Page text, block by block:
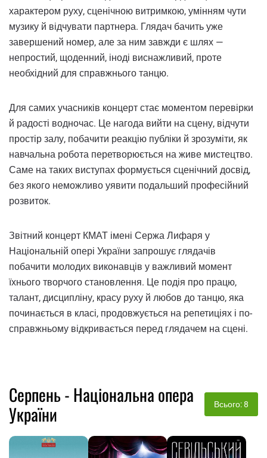
характером руху, сценічною витримкою, умінням чути
музику й відчувати партнера. Глядач бачить уже
завершений номер, але за ним завжди є шлях —
непростий, щоденний, іноді виснажливий, проте
необхідний для справжнього танцю.
Для самих учасників концерт стає моментом перевірки
й радості водночас. Це нагода вийти на сцену, відчути
простір залу, побачити реакцію публіки й зрозуміти, як
навчальна робота перетворюється на живе мистецтво.
Саме на таких виступах формується сценічний досвід,
без якого неможливо уявити подальший професійний
розвиток.
Звітний концерт КМАТ імені Сержа Лифаря у
Національній опері України запрошує глядачів
побачити молодих виконавців у важливий момент
їхнього творчого становлення. Це подія про працю,
талант, дисципліну, красу руху й любов до танцю, яка
починається в класі, продовжується на репетиціях і по-
справжньому відкривається перед глядачем на сцені.
Серпень - Національна опера
України
Всього: 8